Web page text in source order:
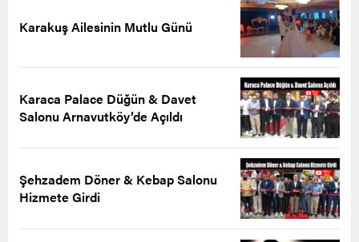
Karakuş Ailesinin Mutlu Günü
Karaca Palace Düğün & Davet
Salonu Arnavutköy’de Açıldı
Şehzadem Döner & Kebap Salonu
Hizmete Girdi